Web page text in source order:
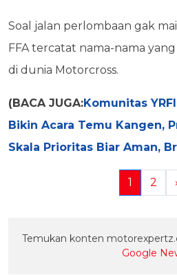
Soal jalan perlombaan gak
FFA tercatat nama-nama
di dunia Motorcross.
(BACA JUGA:Komunitas
Bikin Acara Temu Kangen,
Skala Prioritas Biar Aman,
1 2
Temukan konten
Google